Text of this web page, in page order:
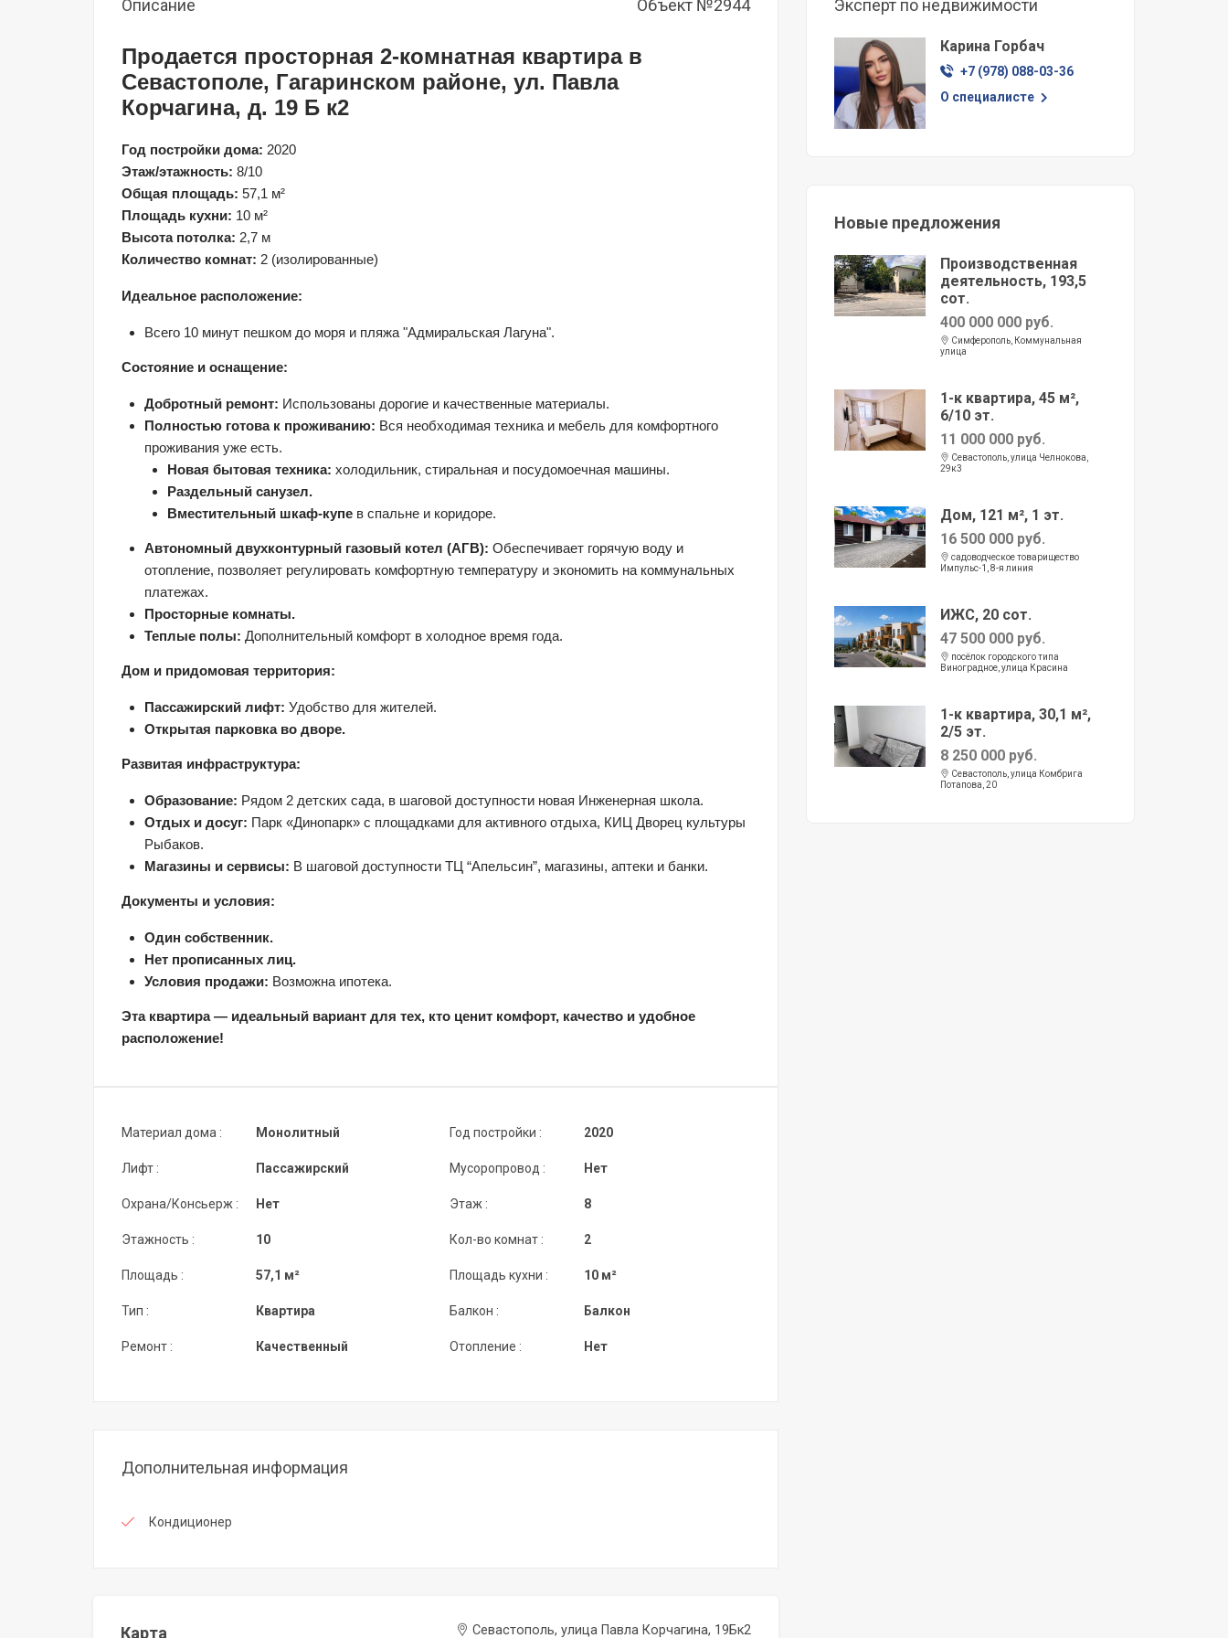
Описание Объект №2944
Продается просторная 2-комнатная квартира в
Севастополе, Гагаринском районе, ул. Павла
Корчагина, д. 19 Б к2
Год постройки дома:
Этаж/этажность:
Общая площадь:
Площадь кухни:
Высота потолка:
Количество комнат: 2 (изолированные)
Идеальное расположение:
Всего 10 минут пешком до моря и пляжа "Адмиральская Лагуна".
Состояние и оснащение:
Добротный ремонт: Использованы дорогие и качественные материалы.
Полностью готова к проживанию: Вся необходимая техника и мебель для комфортного
проживания уже есть.
Новая бытовая техника: холодильник, стиральная и посудомоечная машины.
Раздельный санузел.
Вместительный шкаф-купе в спальне и коридоре.
Автономный двухконтурный газовый котел (АГВ): Обеспечивает горячую воду и
отопление, позволяет регулировать комфортную температуру и экономить на коммунальных
платежах.
Просторные комнаты.
Теплые полы: Дополнительный комфорт в холодное время года.
Дом и придомовая территория:
Пассажирский лифт: Удобство для жителей.
Открытая парковка во дворе.
Развитая инфраструктура:
Образование: Рядом 2 детских сада, в шаговой доступности новая Инженерная школа.
Отдых и досуг: Парк «Динопарк» с площадками для активного отдыха, КИЦ Дворец культуры
Рыбаков.
Магазины и сервисы: В шаговой доступности ТЦ “Апельсин”, магазины, аптеки и банки.
Документы и условия:
Один собственник.
Нет прописанных лиц.
Условия продажи: Возможна ипотека.
Эта квартира — идеальный вариант для тех, кто ценит комфорт, качество и удобное
расположение!
Материал дома :
Лифт :
Охрана/Консьерж :
Этажность :
Площадь :
Тип :
Ремонт :
Монолитный
Пассажирский
Нет
10
57,1 м²
Квартира
Качественный
Год постройки :
Мусоропровод :
Этаж :
Кол-во комнат :
Площадь кухни :
Балкон :
Отопление :
2020
Нет
8
2
10 м²
Балкон
Нет
Дополнительная информация
Кондиционер
Карта Севастополь, улица Павла Корчагина, 19Бк2
Эксперт по недвижимости
Карина Горбач
+7 (978) 088-03-36
О специалисте
Новые предложения
Производственная
деятельность, 193,5
сот.
400 000 000 руб.
Симферополь, Коммунальная
улица
1-к квартира, 45 м²,
6/10 эт.
11 000 000 руб.
Севастополь, улица Челнокова,
29к3
Дом, 121 м², 1 эт.
16 500 000 руб.
садоводческое товарищество
Импульс-1, 8-я линия
ИЖС, 20 сот.
47 500 000 руб.
посёлок городского типа
Виноградное, улица Красина
1-к квартира, 30,1 м²,
2/5 эт.
8 250 000 руб.
Севастополь, улица Комбрига
Потапова, 20